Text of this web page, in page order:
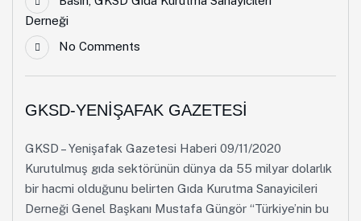
Derneği
No Comments
GKSD-YENİŞAFAK GAZETESİ
GKSD – Yenişafak Gazetesi Haberi 09/11/2020
Kurutulmuş gıda sektörünün dünya da 55 milyar dolarlık
bir hacmi olduğunu belirten Gıda Kurutma Sanayicileri
Derneği Genel Başkanı Mustafa Güngör “Türkiye’nin bu